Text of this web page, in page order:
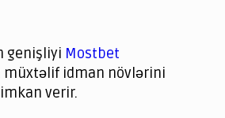
genişliyi Mostbet
müxtəlif idman növlərini
verir.